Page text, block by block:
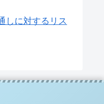
しに対するリス